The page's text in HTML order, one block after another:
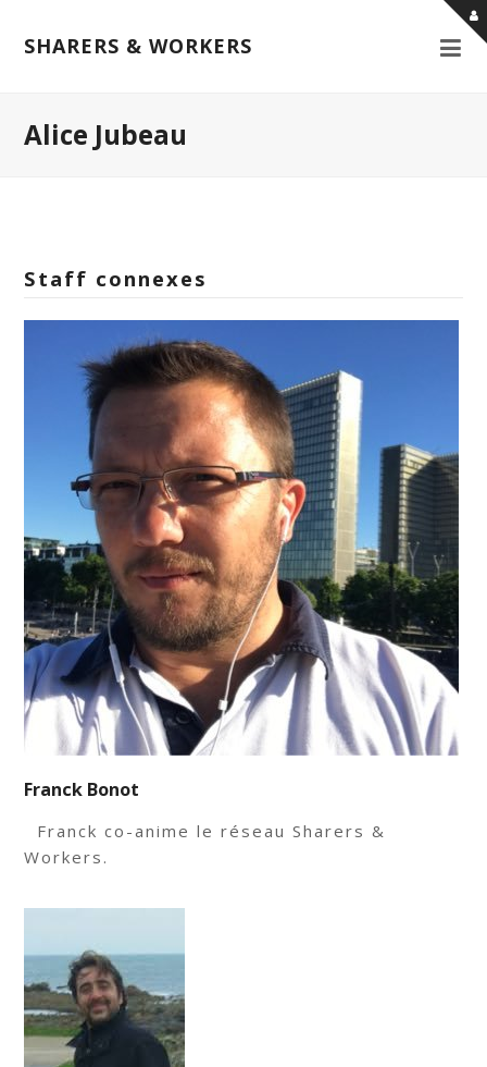
SHARERS & WORKERS
Alice Jubeau
Staff connexes
Franck Bonot
Franck co-anime le réseau Sharers &
Workers.